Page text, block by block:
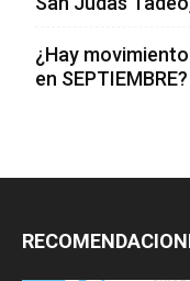
¿Hay
en SEPTIEMBRE?